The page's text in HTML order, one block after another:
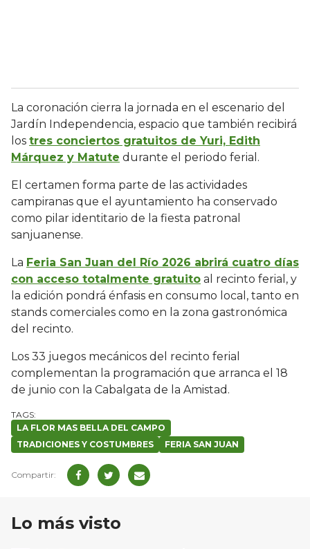
La coronación cierra la jornada en el escenario del
Jardín Independencia, espacio que también recibirá
los tres conciertos gratuitos de Yuri, Edith
Márquez y Matute durante el periodo ferial.
El certamen forma parte de las actividades
campiranas que el ayuntamiento ha conservado
como pilar identitario de la fiesta patronal
sanjuanense.
La Feria San Juan del Río 2026 abrirá cuatro días
con acceso totalmente gratuito al recinto ferial, y
la edición pondrá énfasis en consumo local, tanto en
stands comerciales como en la zona gastronómica
del recinto.
Los 33 juegos mecánicos del recinto ferial
complementan la programación que arranca el 18
de junio con la Cabalgata de la Amistad.
LA FLOR MAS BELLA DEL CAMPO
TRADICIONES Y COSTUMBRES
FERIA SAN JUAN
Lo más visto